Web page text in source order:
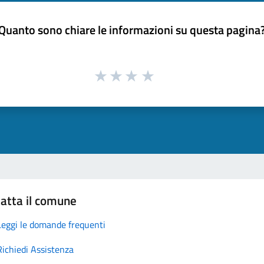
sono chiare le informazioni su questa
il comune
le domande frequenti
Assistenza